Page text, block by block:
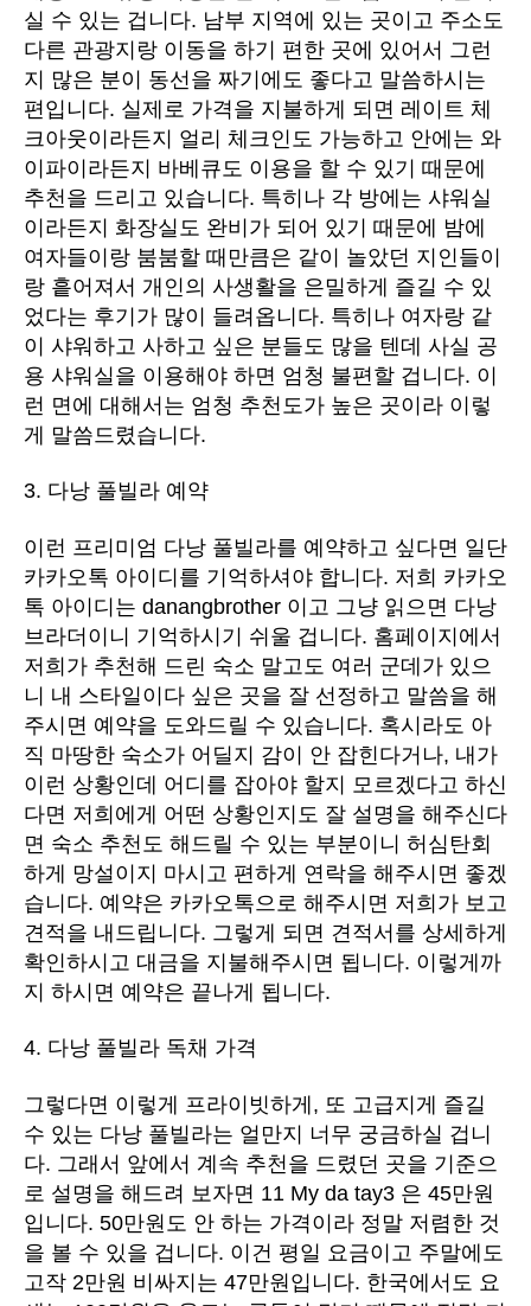
실 수 있는 겁니다. 남부 지역에 있는 곳이고 주소도
다른 관광지랑 이동을 하기 편한 곳에 있어서 그런
지 많은 분이 동선을 짜기에도 좋다고 말씀하시는
편입니다. 실제로 가격을 지불하게 되면 레이트 체
크아웃이라든지 얼리 체크인도 가능하고 안에는 와
이파이라든지 바베큐도 이용을 할 수 있기 때문에
추천을 드리고 있습니다. 특히나 각 방에는 샤워실
이라든지 화장실도 완비가 되어 있기 때문에 밤에
여자들이랑 붐붐할 때만큼은 같이 놀았던 지인들이
랑 흩어져서 개인의 사생활을 은밀하게 즐길 수 있
었다는 후기가 많이 들려옵니다. 특히나 여자랑 같
이 샤워하고 사하고 싶은 분들도 많을 텐데 사실 공
용 샤워실을 이용해야 하면 엄청 불편할 겁니다. 이
런 면에 대해서는 엄청 추천도가 높은 곳이라 이렇
게 말씀드렸습니다.
3. 다낭 풀빌라 예약
이런 프리미엄 다낭 풀빌라를 예약하고 싶다면 일단
카카오톡 아이디를 기억하셔야 합니다. 저희 카카오
톡 아이디는 danangbrother 이고 그냥 읽으면 다낭
브라더이니 기억하시기 쉬울 겁니다. 홈페이지에서
저희가 추천해 드린 숙소 말고도 여러 군데가 있으
니 내 스타일이다 싶은 곳을 잘 선정하고 말씀을 해
주시면 예약을 도와드릴 수 있습니다. 혹시라도 아
직 마땅한 숙소가 어딜지 감이 안 잡힌다거나, 내가
이런 상황인데 어디를 잡아야 할지 모르겠다고 하신
다면 저희에게 어떤 상황인지도 잘 설명을 해주신다
면 숙소 추천도 해드릴 수 있는 부분이니 허심탄회
하게 망설이지 마시고 편하게 연락을 해주시면 좋겠
습니다. 예약은 카카오톡으로 해주시면 저희가 보고
견적을 내드립니다. 그렇게 되면 견적서를 상세하게
확인하시고 대금을 지불해주시면 됩니다. 이렇게까
지 하시면 예약은 끝나게 됩니다.
4. 다낭 풀빌라 독채 가격
그렇다면 이렇게 프라이빗하게, 또 고급지게 즐길
수 있는 다낭 풀빌라는 얼만지 너무 궁금하실 겁니
다. 그래서 앞에서 계속 추천을 드렸던 곳을 기준으
로 설명을 해드려 보자면 11 My da tay3 은 45만원
입니다. 50만원도 안 하는 가격이라 정말 저렴한 것
을 볼 수 있을 겁니다. 이건 평일 요금이고 주말에도
고작 2만원 비싸지는 47만원입니다. 한국에서도 요